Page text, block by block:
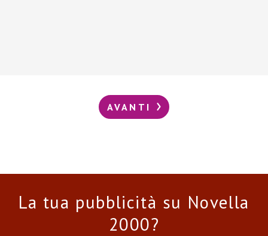
AVANTI
La tua pubblicità su Novella
2000?